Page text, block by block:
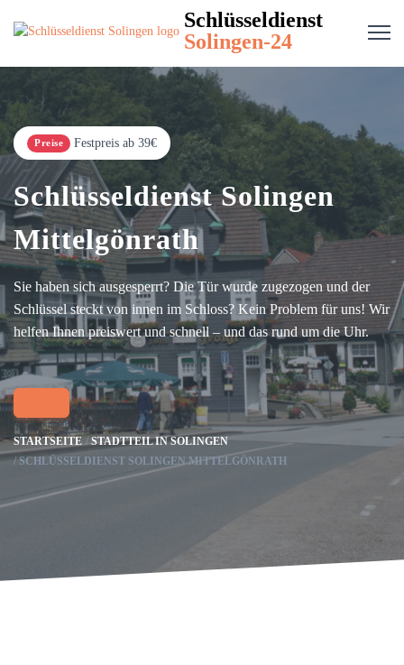
Schlüsseldienst
Solingen-24
Preise Festpreis ab 39€
Schlüsseldienst Solingen
Mittelgönrath
Sie haben sich ausgesperrt? Die Tür wurde zugezogen und der
Schlüssel steckt von innen im Schloss? Kein Problem für uns! Wir
helfen Ihnen preiswert und schnell – und das rund um die Uhr.
STARTSEITE
STADTTEIL IN SOLINGEN
SCHLÜSSELDIENST SOLINGEN MITTELGÖNRATH